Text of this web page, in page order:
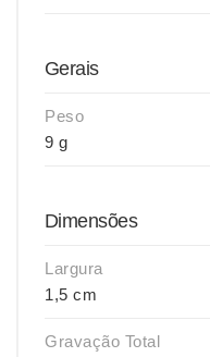
Gerais
Peso
9 g
Dimensões
Largura
1,5 cm
Gravação Total